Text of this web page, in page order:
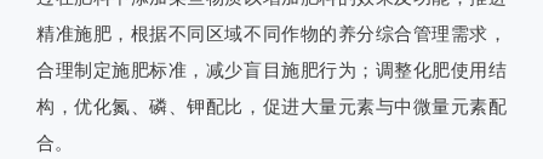
精准施肥，根据不同区域不同作物的养分综合管理需求，
合理制定施肥标准，减少盲目施肥行为；调整化肥使用结
构，优化氮、磷、钾配比，促进大量元素与中微量元素配
合。